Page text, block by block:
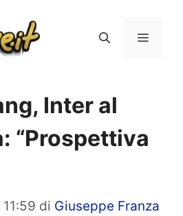
Menu
Inter al
“Prospettiva
di Giuseppe Franza